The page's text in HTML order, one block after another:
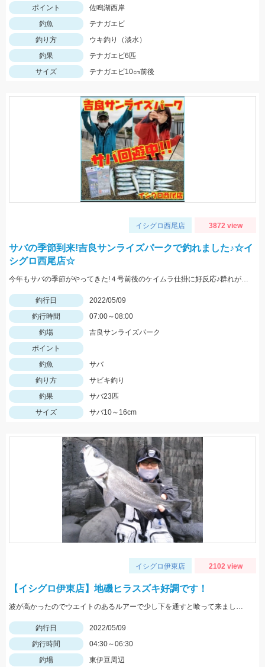
ポイント
佐鳴湖西岸
釣魚
テナガエビ
釣り方
ウキ釣り（淡水）
釣果
テナガエビ6匹
サイズ
テナガエビ10㎝前後
イシグロ西尾店 3872 view
サバの季節到来!吉良サンライズパークで釣れました♪☆イ
シグロ西尾店☆
今年もサバの季節がやってきた!４号前後のケイムラ仕掛に好反応♪群れが小さい時はしっかりエサを撒こう!
釣行日
2022/05/09
釣行時間
07:00～08:00
釣場
吉良サンライズパーク
ポイント
釣魚
サバ
釣り方
サビキ釣り
釣果
サバ23匹
サイズ
サバ10～16cm
イシグロ伊東店 2102 view
【イシグロ伊東店】地磯ヒラスズキ好調です！
波が高かったのでウエイトのあるルアーで少し下を通すと喰って来ました。
釣行日
2022/05/09
釣行時間
04:30～06:30
釣場
東伊豆周辺